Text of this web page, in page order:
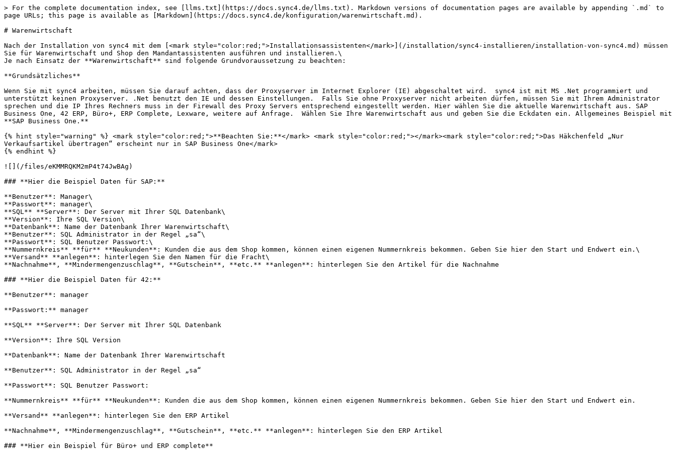
> For the complete documentation index, see [llms.txt](https://docs.sync4.de/llms.txt). Markdown versions of documentation pages are available by appending `.md` to
page URLs; this page is available as [Markdown](https://docs.sync4.de/konfiguration/warenwirtschaft.md).
# Warenwirtschaft
Nach der Installation von sync4 mit dem [<mark style="color:red;">Installationsassistenten</mark>](/installation/sync4-installieren/installation-von-sync4.md) müssen
Sie für Warenwirtschaft und Shop den Mandantassistenten ausführen und installieren.\
Je nach Einsatz der **Warenwirtschaft** sind folgende Grundvoraussetzung zu beachten:
**Grundsätzliches**
Wenn Sie mit sync4 arbeiten, müssen Sie darauf achten, dass der Proxyserver im Internet Explorer (IE) abgeschaltet wird.  sync4 ist mit MS .Net programmiert und
unterstützt keinen Proxyserver. .Net benutzt den IE und dessen Einstellungen.  Falls Sie ohne Proxyserver nicht arbeiten dürfen, müssen Sie mit Ihrem Administrator
sprechen und die IP Ihres Rechners muss in der Firewall des Proxy Servers entsprechend eingestellt werden. Hier wählen Sie die aktuelle Warenwirtschaft aus. SAP
Business One, 42 ERP, Büro+, ERP Complete, Lexware, weitere auf Anfrage.  Wählen Sie Ihre Warenwirtschaft aus und geben Sie die Eckdaten ein. Allgemeines Beispiel mit
**SAP Business One.**
{% hint style="warning" %} <mark style="color:red;">**Beachten Sie:**</mark> <mark style="color:red;"></mark><mark style="color:red;">Das Häkchenfeld „Nur
Verkaufsartikel übertragen“ erscheint nur in SAP Business One</mark>
{% endhint %}
![](/files/eKMMRQKM2mP4t74JwBAg)
### **Hier die Beispiel Daten für SAP:**
**Benutzer**: Manager\
**Passwort**: manager\
**SQL** **Server**: Der Server mit Ihrer SQL Datenbank\
**Version**: Ihre SQL Version\
**Datenbank**: Name der Datenbank Ihrer Warenwirtschaft\
**Benutzer**: SQL Administrator in der Regel „sa“\
**Passwort**: SQL Benutzer Passwort:\
**Nummernkreis** **für** **Neukunden**: Kunden die aus dem Shop kommen, können einen eigenen Nummernkreis bekommen. Geben Sie hier den Start und Endwert ein.\
**Versand** **anlegen**: hinterlegen Sie den Namen für die Fracht\
**Nachnahme**, **Mindermengenzuschlag**, **Gutschein**, **etc.** **anlegen**: hinterlegen Sie den Artikel für die Nachnahme
### **Hier die Beispiel Daten für 42:**
**Benutzer**: manager
**Passwort:** manager
**SQL** **Server**: Der Server mit Ihrer SQL Datenbank
**Version**: Ihre SQL Version
**Datenbank**: Name der Datenbank Ihrer Warenwirtschaft
**Benutzer**: SQL Administrator in der Regel „sa“
**Passwort**: SQL Benutzer Passwort:
**Nummernkreis** **für** **Neukunden**: Kunden die aus dem Shop kommen, können einen eigenen Nummernkreis bekommen. Geben Sie hier den Start und Endwert ein.
**Versand** **anlegen**: hinterlegen Sie den ERP Artikel
**Nachnahme**, **Mindermengenzuschlag**, **Gutschein**, **etc.** **anlegen**: hinterlegen Sie den ERP Artikel
### **Hier ein Beispiel für Büro+ und ERP complete**